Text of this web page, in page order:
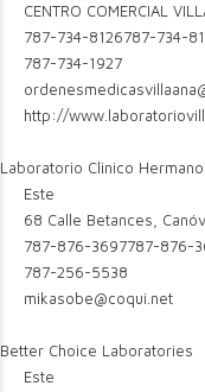
CENTRO COMERCIAL
787-734-8126787-734-
787-734-1927
http://
Laboratorio Clinico
Este
68 Calle Betances,
787-876-3697787-876-
787-256-5538
mikasobe@coqui.net
Better Choice Laboratories
Este